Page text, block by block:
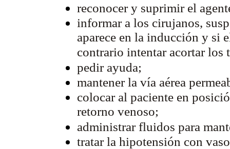
reconocer y suprimir el
informar a los cirujanos,
aparece en la inducción y si
contrario intentar acortar
pedir ayuda;
mantener la vía aérea
colocar al paciente en
retorno venoso;
administrar fluidos para
tratar la hipotensión con